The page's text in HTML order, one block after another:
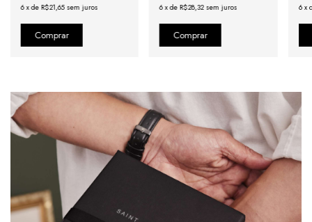
6 xde R$21,65 sem juros 6 xdeR$28,32 sem juros 6 x